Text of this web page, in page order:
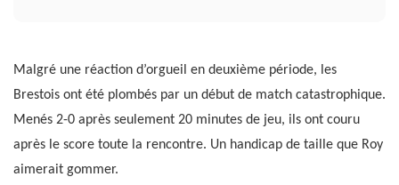
Malgré une réaction d’orgueil en deuxième période, les
Brestois ont été plombés par un début de match catastrophique.
Menés 2-0 après seulement 20 minutes de jeu, ils ont couru
après le score toute la rencontre. Un handicap de taille que Roy
aimerait gommer.